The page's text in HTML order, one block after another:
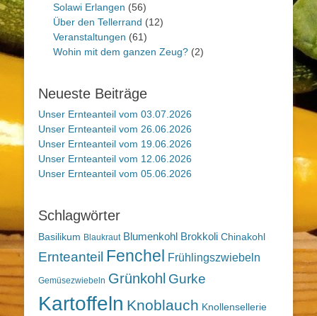
Solawi Erlangen (56)
Über den Tellerrand (12)
Veranstaltungen (61)
Wohin mit dem ganzen Zeug? (2)
Neueste Beiträge
Unser Ernteanteil vom 03.07.2026
Unser Ernteanteil vom 26.06.2026
Unser Ernteanteil vom 19.06.2026
Unser Ernteanteil vom 12.06.2026
Unser Ernteanteil vom 05.06.2026
Schlagwörter
Basilikum Blaukraut Blumenkohl Brokkoli Chinakohl
Ernteanteil Fenchel Frühlingszwiebeln
Gemüsezwiebeln Grünkohl Gurke
Kartoffeln Knoblauch Knollensellerie